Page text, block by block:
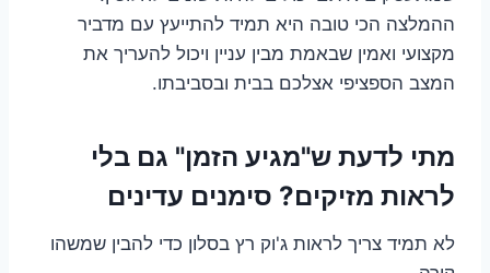
ההמלצה הכי טובה היא תמיד להתייעץ עם מדביר
מקצועי ואמין שבאמת מבין עניין ויכול להעריך את
המצב הספציפי אצלכם בבית ובסביבתו.
מתי לדעת ש"מגיע הזמן" גם בלי
לראות מזיקים? סימנים עדינים
לא תמיד צריך לראות ג'וק רץ בסלון כדי להבין שמשהו